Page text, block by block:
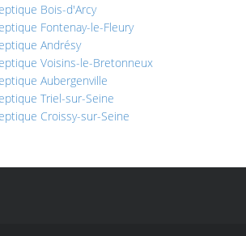
Bois-d'Arcy
Fontenay-le-Fleury
Andrésy
Voisins-le-Bretonneux
Aubergenville
Triel-sur-Seine
Croissy-sur-Seine